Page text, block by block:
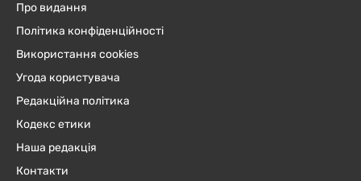
Про видання
Політика конфіденційності
Використання cookies
Угода користувача
Редакційна політика
Кодекс етики
Наша редакція
Контакти